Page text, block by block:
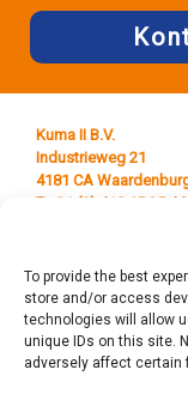
To provide the best
store and/or access
technologies will allow
unique IDs on this site.
adversely affect certain
Kuma II B.V.
Industrieweg 21
4181 CA
T +31 (0) 418 65 25 44